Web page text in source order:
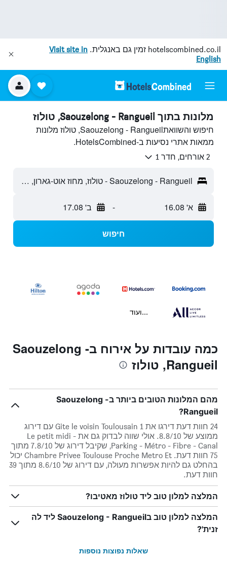
hotelscombined.co.il זמין גם באנגלית. Visit site in
English
מלונות בתוך Saouzelong - Rangueil, טולוז
חיפוש והשוואתSaouzelong - Rangueil, טולוז מלונות
ממאות אתרי נסיעות ב-HotelsCombined.
2 אורחים, חדר 1
Saouzelong - Rangueil - טולוז, מחוז אוט-גארון, צרפת
א' 16.08 - ב' 17.08
חיפוש
...ועוד
כמה עובדות על אירוח בSaouzelong -
Rangueil, טולוז
מהם המלונות הטובים ביותר בSaouzelong -
Rangueil?
24 חוות דעת דירגו את Gite le voisin Toulousain 1 עם דירוג
ממוצע של 8.8/10. אולי שווה לבדוק גם את Le petit midi -
Parking - Métro - Fibre - Canal, שקיבל דירוג של 7.8/10 מתוך
75 חוות דעת. Chambre Privee Toulouse Proche Metro Et יכול
בהחלט גם להיות אפשרות מעולה, עם דירוג של 8.6/10 מתוך 39
חוות דעת.
המלצה למלון טוב ליד טולוז מאטיבו?
המלצה למלון טוב בSaouzelong - Rangueil ליד לה
זנית'?
שאלות נפוצות נוספות